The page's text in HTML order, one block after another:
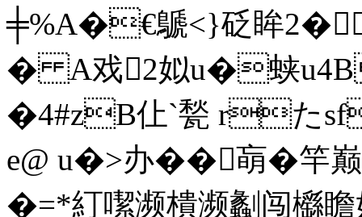
╪%A�€鷈<}砭眸
� A戏2姒u�蛱u4B躤
�4#zB仩`甃 rた
e@ u�>办��朚�竿
�=*糽噄濒樻濒劙闯櫾